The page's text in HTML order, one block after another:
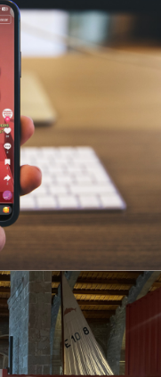
Catalunya
Campanyes